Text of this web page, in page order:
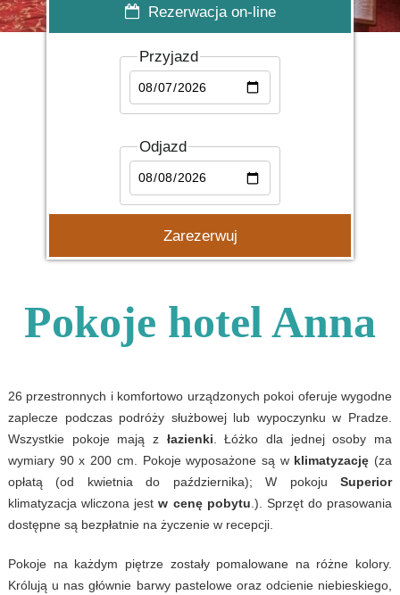
Rezerwacja on-line
Przyjazd
Odjazd
Pokoje hotel Anna
26 przestronnych i komfortowo urządzonych pokoi oferuje wygodne
zaplecze podczas podróży służbowej lub wypoczynku w Pradze.
Wszystkie pokoje mają z łazienki . Łóżko dla jednej osoby ma
wymiary 90 x 200 cm. Pokoje wyposażone są wklimatyzację (za
opłatą (od kwietnia do października); W pokojuSuperior
klimatyzacja wliczona jestw cenę pobytu .). Sprzęt do prasowania
dostępne są bezpłatnie na życzenie w recepcji.
Pokoje na każdym piętrze zostały pomalowane na różne kolory.
Królują u nas głównie barwy pastelowe oraz odcienie niebieskiego,